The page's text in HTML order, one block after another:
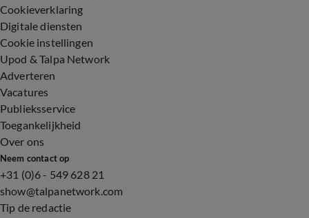
Cookieverklaring
Digitale diensten
Cookie instellingen
Upod & Talpa Network
Adverteren
Vacatures
Publieksservice
Toegankelijkheid
Over ons
Neem contact op
+31 (0)6 - 549 628 21
show@talpanetwork.com
Tip de redactie